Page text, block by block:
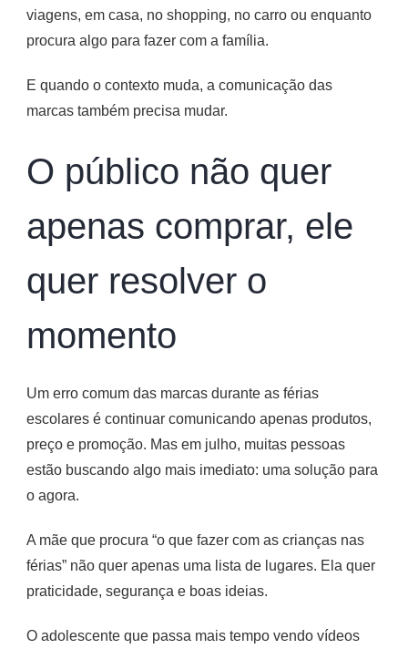
viagens, em casa, no shopping, no carro ou enquanto
procura algo para fazer com a família.
E quando o contexto muda, a comunicação das
marcas também precisa mudar.
O público não quer
apenas comprar, ele
quer resolver o
momento
Um erro comum das marcas durante as férias
escolares é continuar comunicando apenas produtos,
preço e promoção. Mas em julho, muitas pessoas
estão buscando algo mais imediato: uma solução para
o agora.
A mãe que procura “o que fazer com as crianças nas
férias” não quer apenas uma lista de lugares. Ela quer
praticidade, segurança e boas ideias.
O adolescente que passa mais tempo vendo vídeos